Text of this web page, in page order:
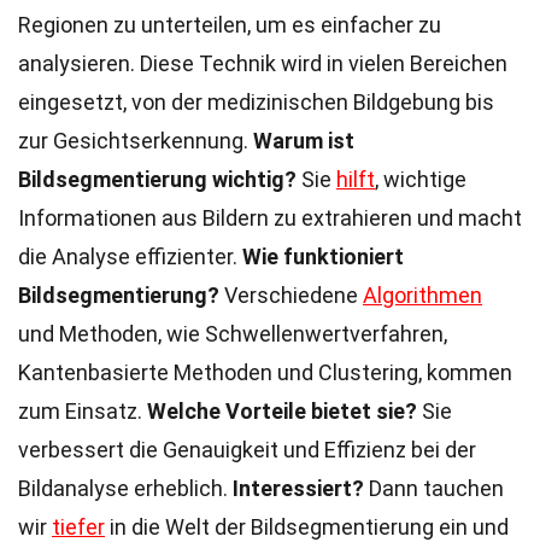
Regionen zu unterteilen, um es einfacher zu
analysieren. Diese Technik wird in vielen Bereichen
eingesetzt, von der medizinischen Bildgebung bis
zur Gesichtserkennung. Warum ist
Bildsegmentierung wichtig? Sie hilft, wichtige
Informationen aus Bildern zu extrahieren und macht
die Analyse effizienter. Wie funktioniert
Bildsegmentierung? Verschiedene Algorithmen
und Methoden, wie Schwellenwertverfahren,
Kantenbasierte Methoden und Clustering, kommen
zum Einsatz. Welche Vorteile bietet sie? Sie
verbessert die Genauigkeit und Effizienz bei der
Bildanalyse erheblich. Interessiert? Dann tauchen
wir tiefer in die Welt der Bildsegmentierung ein und